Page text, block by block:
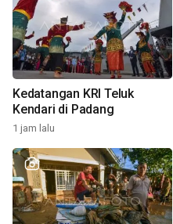
Kedatangan KRI Teluk
Kendari di Padang
1 jam lalu